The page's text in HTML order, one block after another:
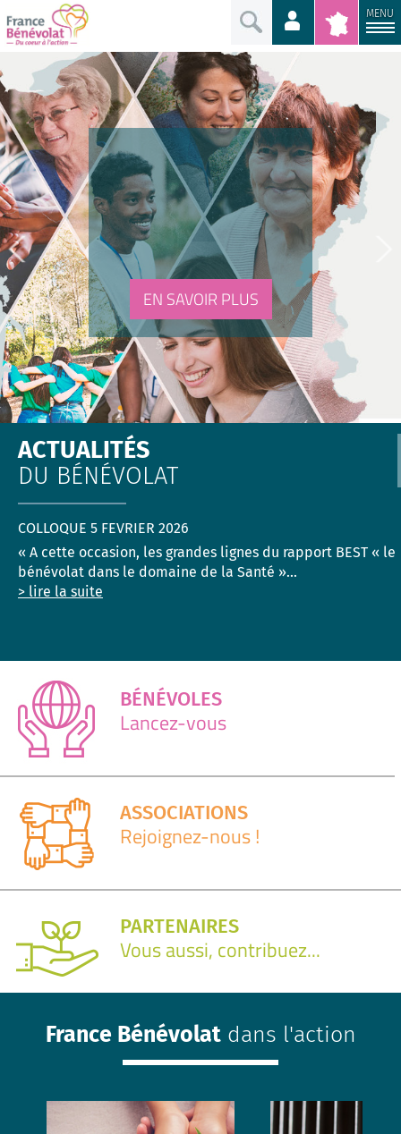
MENU
EN SAVOIR PLUS
ACTUALITÉS
DU BÉNÉVOLAT
COLLOQUE 5 FEVRIER 2026
« A cette occasion, les grandes lignes du rapport BEST « le
bénévolat dans le domaine de la Santé »...
> lire la suite
BÉNÉVOLES
Lancez-vous
ASSOCIATIONS
Rejoignez-nous !
PARTENAIRES
Vous aussi, contribuez...
France Bénévolatdans l'action